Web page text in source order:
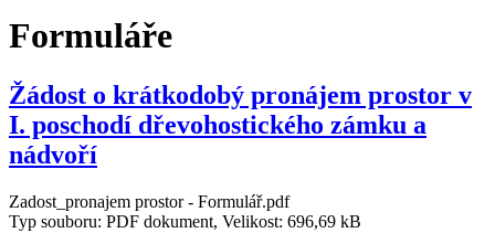
Formuláře
Žádost o krátkodobý pronájem prostor v
I. poschodí dřevohostického zámku a
nádvoří
Zadost_pronajem prostor - Formulář.pdf
Typ souboru: PDF dokument, Velikost: 696,69 kB